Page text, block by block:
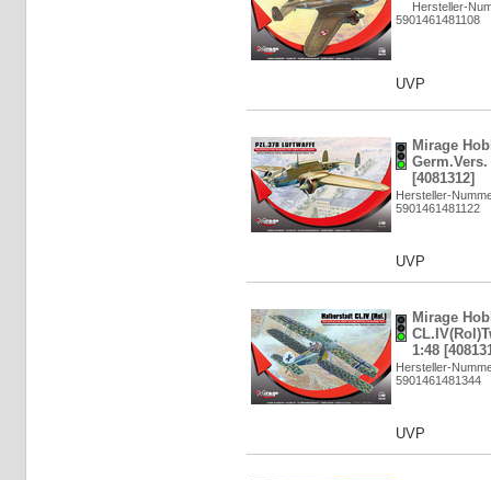
Hersteller-
5901461481108
UVP
Mirage
[4081312]
Hersteller-
5901461481122
UVP
Mirage
1:48
Hersteller-
5901461481344
UVP